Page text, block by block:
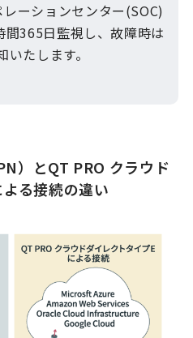
ーションセンター​(SOC)
間365日監視し、​故障時は
たします。
）とQT PRO クラウド
る接続の違い